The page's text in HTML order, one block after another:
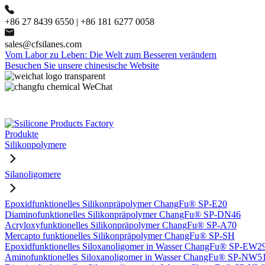
+86 27 8439 6550 | +86 181 6277 0058
sales@cfsilanes.com
Vom Labor zu Leben: Die Welt zum Besseren verändern
Besuchen Sie unsere chinesische Website
Produkte
Silikonpolymere
Silanoligomere
Epoxidfunktionelles Silikonpräpolymer ChangFu® SP-E20
Diaminofunktionelles Silikonpräpolymer ChangFu® SP-DN46
Acryloxyfunktionelles Silikonpräpolymer ChangFu® SP-A70
Mercapto funktionelles Silikonpräpolymer ChangFu® SP-SH
Epoxidfunktionelles Siloxanoligomer in Wasser ChangFu® SP-
Aminofunktionelles Siloxanoligomer in Wasser ChangFu® SP-